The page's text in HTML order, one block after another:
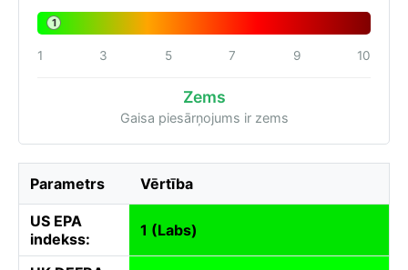
1
1 3 5 7 9 10
Zems
Gaisa piesārņojums ir zems
Parametrs Vērtība
US EPA
indekss:
1 (Labs)